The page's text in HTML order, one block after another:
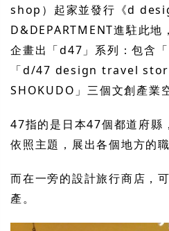
shop）起家並發行《d
D&DEPARTMENT進駐此地，
企畫出「d47」系列：包含
「d/47 design travel
SHOKUDO」三個文創產業
47指的是日本47個都道府縣
依照主題，展出各個地方的職
而在一旁的設計旅行商店，
產。